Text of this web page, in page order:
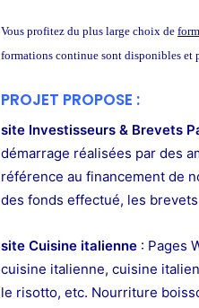
Vous profitez du plus large choix de
formations continue sont disponibles et
PROJET PROPOSE :
site Investisseurs & Brevets
démarrage réalisées par des
référence au financement de
des fonds effectué, les
site Cuisine italienne : Pages
cuisine italienne, cuisine
le risotto, etc. Nourriture